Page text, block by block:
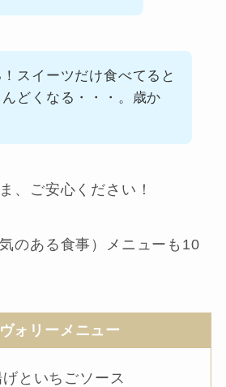
スイーツだけ食べてると
んどくなる・・・。歳か
、ご安心ください！
のある食事）メニューも10
ォリーメニュー
といちごソース